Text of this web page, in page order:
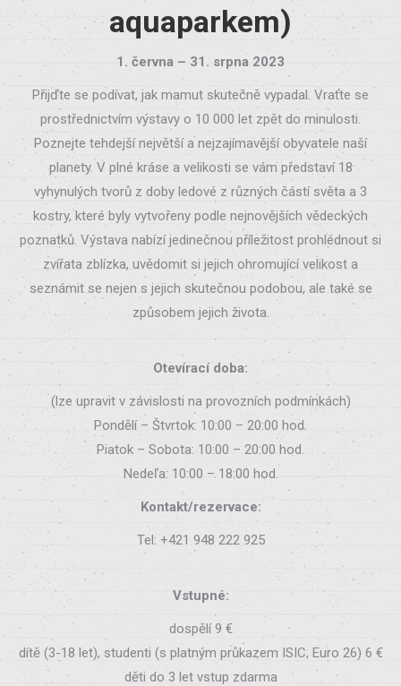
aquaparkem)
1. června – 31. srpna 2023
Přijďte se podívat, jak mamut skutečně vypadal. Vraťte se
prostřednictvím výstavy o 10 000 let zpět do minulosti.
Poznejte tehdejší největší a nejzajímavější obyvatele naší
planety. V plné kráse a velikosti se vám představí 18
vyhynulých tvorů z doby ledové z různých částí světa a 3
kostry, které byly vytvořeny podle nejnovějších vědeckých
poznatků. Výstava nabízí jedinečnou příležitost prohlédnout si
zvířata zblízka, uvědomit si jejich ohromující velikost a
seznámit se nejen s jejich skutečnou podobou, ale také se
způsobem jejich života.
Otevírací doba:
(lze upravit v závislosti na provozních podmínkách)
Pondělí – Štvrtok: 10:00 – 20:00 hod.
Piatok – Sobota: 10:00 – 20:00 hod.
Nedeľa: 10:00 – 18:00 hod.
Kontakt/rezervace:
Tel: +421 948 222 925
Vstupné:
dospělí 9 €
dítě (3-18 let), studenti (s platným průkazem ISIC, Euro 26) 6 €
děti do 3 let vstup zdarma